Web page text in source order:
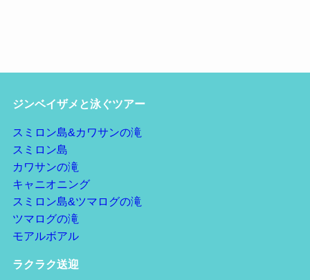
ジンベイザメと泳ぐツアー
スミロン島&カワサンの滝
スミロン島
カワサンの滝
キャニオニング
スミロン島&ツマログの滝
ツマログの滝
モアルボアル
ラクラク送迎